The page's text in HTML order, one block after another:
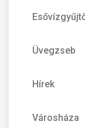
Üvegzseb
Hírek
Városháza